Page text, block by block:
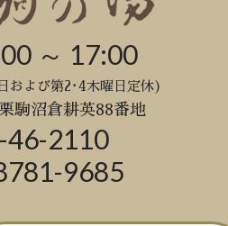
～ 17:00
および第2･4木曜日定休)
駒沼倉耕英88番地
46-2110
9685